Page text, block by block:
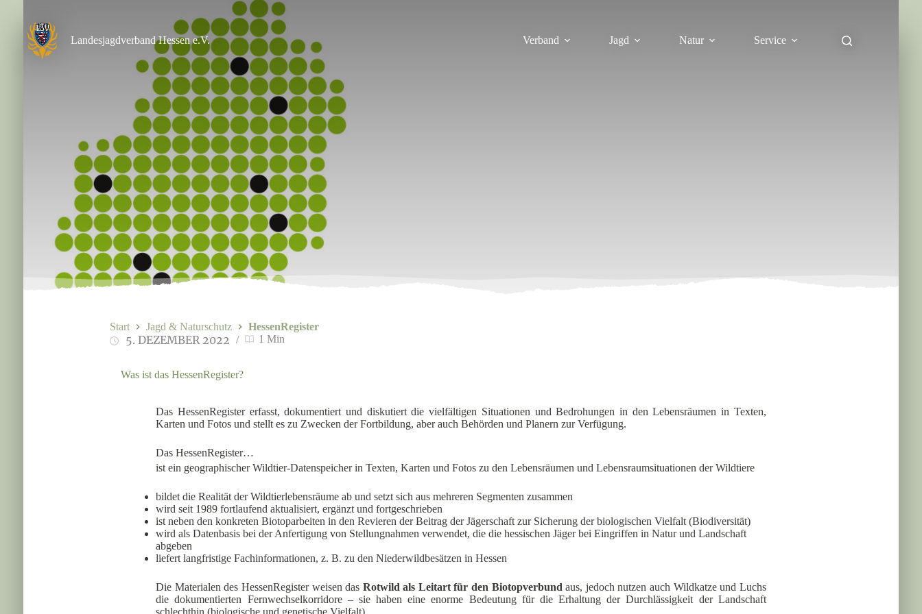
springen
Landesjagdverband Hessen e.V.
Verband Jagd Natur Service
Start Jagd & Naturschutz HessenRegister
5. DEZEMBER 2022 1 Min
Was ist das HessenRegister?
Das HessenRegister erfasst, dokumentiert und diskutiert die vielfältigen Situationen und Bedrohungen in den Lebensräumen in Texten,
Karten und Fotos und stellt es zu Zwecken der Fortbildung, aber auch Behörden und Planern zur Verfügung.
Das HessenRegister…
ist ein geographischer Wildtier-Datenspeicher in Texten, Karten und Fotos zu den Lebensräumen und Lebensraumsituationen der Wildtiere
bildet die Realität der Wildtierlebensräume ab und setzt sich aus mehreren Segmenten zusammen
wird seit 1989 fortlaufend aktualisiert, ergänzt und fortgeschrieben
ist neben den konkreten Biotoparbeiten in den Revieren der Beitrag der Jägerschaft zur Sicherung der biologischen Vielfalt (Biodiversität)
wird als Datenbasis bei der Anfertigung von Stellungnahmen verwendet, die die hessischen Jäger bei Eingriffen in Natur und Landschaft
abgeben
liefert langfristige Fachinformationen, z. B. zu den Niederwildbesätzen in Hessen
Die Materialen des HessenRegister weisen das Rotwild als Leitart für den Biotopverbund aus, jedoch nutzen auch Wildkatze und Luchs
die dokumentierten Fernwechselkorridore – sie haben eine enorme Bedeutung für die Erhaltung der Durchlässigkeit der Landschaft